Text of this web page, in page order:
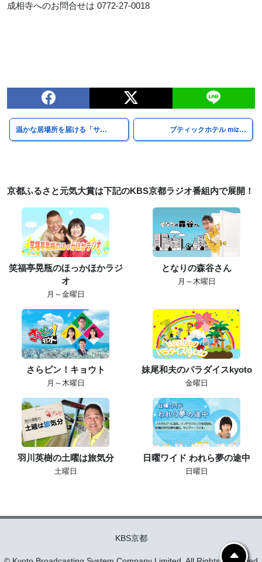
成相寺へのお問合せは 0772-27-0018
温かな居場所を届ける「サ… ブティックホテル miz…
京都ふるさと元気大賞は下記のKBS京都ラジオ番組内で展開！
笑福亭晃瓶のほっかほかラジ
オ
月～金曜日
となりの森谷さん
月～木曜日
さらピン！キョウト
月～木曜日
妹尾和夫のパラダイスkyoto
金曜日
羽川英樹の土曜は旅気分
土曜日
日曜ワイド われら夢の途中
日曜日
KBS京都